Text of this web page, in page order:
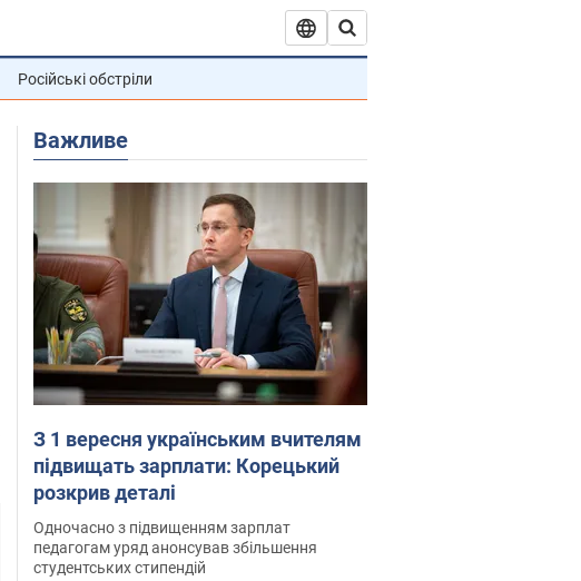
Російські обстріли
Важливе
З 1 вересня українським вчителям
підвищать зарплати: Корецький
розкрив деталі
Одночасно з підвищенням зарплат
педагогам уряд анонсував збільшення
студентських стипендій